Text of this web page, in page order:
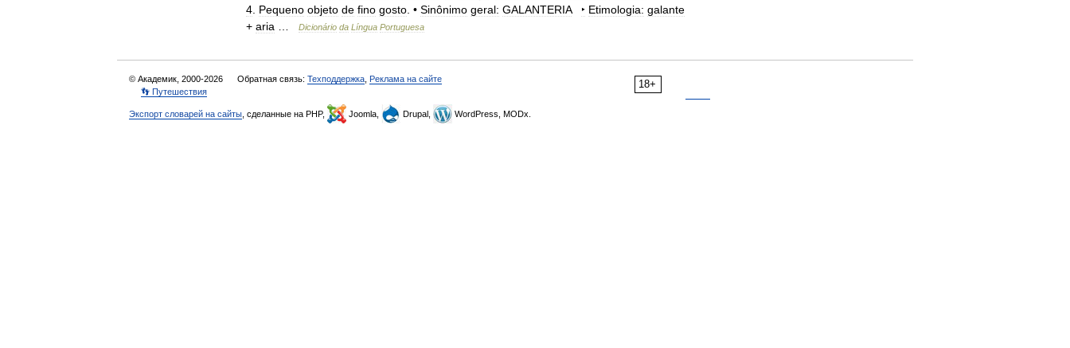
4 Pequeno objeto de fino gosto . • Sinônimo geral: GALANTERIA ‣ Etimologia: galante
+ aria Dicionário da Língua Portuguesa
18+
© Академик, 2000-2026 Обратная связь: Техподдержка Реклама на сайте
👣 Путешествия
Экспорт словарей на сайты , сделанные на PHP, Joomla, Drupal, WordPress, MODx.